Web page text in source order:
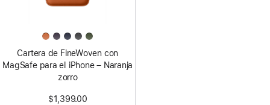
Cartera de FineWoven con
MagSafe para el iPhone – Naranja
zorro
$1,399.00